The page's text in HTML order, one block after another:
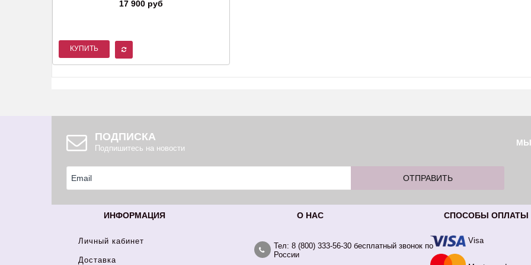
17 900 руб
КУПИТЬ
ПОДПИСКА
Подпишитесь на новости
МЫ
ИНФОРМАЦИЯ
Личный кабинет
Доставка
О НАС
Тел: 8 (800) 333-56-30 бесплатный звонок по
России
СПОСОБЫ ОПЛАТЫ
Visa